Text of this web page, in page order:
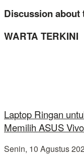
Discussion about
WARTA TERKINI
Laptop Ringan
Memilih ASUS
Senin, 10 Agustus